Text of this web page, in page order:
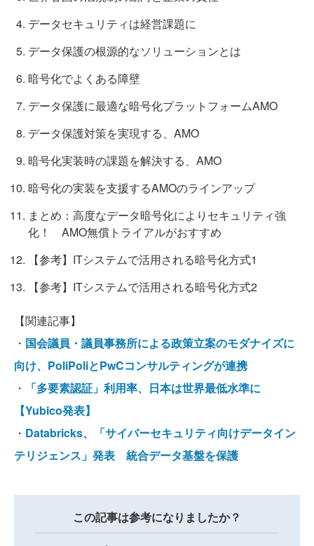
データセキュリティは経営課題に
データ保護の根源的なソリューションとは
暗号化でよくある障壁
データ保護に最適な暗号化プラットフォームAMO
データ保護対策を実現する、AMO
暗号化実装時の課題を解決する、AMO
暗号化の実装を支援するAMOのラインアップ
まとめ：高度なデータ暗号化によりセキュリティ強
化！ AMO無償トライアルがおすすめ
【参考】ITシステムで活用される暗号化方式1
【参考】ITシステムで活用される暗号化方式2
【関連記事】
・ 国会議員・議員事務所による政策立案のモダナイズに
向け、PoliPoliとPwCコンサルティングが連携
・
「多要素認証」利用率、日本は世界最低水準に
【Yubico発表】
・ Databricks、「サイバーセキュリティ向けデータイン
テリジェンス」発表 統合データ基盤を保護
この記事は参考になりましたか？